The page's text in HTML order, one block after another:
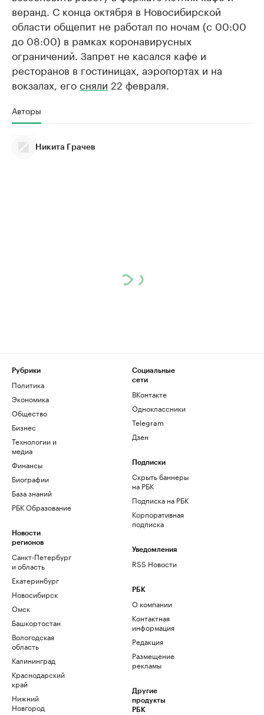
веранд. С конца октября в Новосибирской
области общепит не работал по ночам (с 00:00
до 08:00) в рамках коронавирусных
ограничений. Запрет не касался кафе и
ресторанов в гостиницах, аэропортах и на
вокзалах, егосняли 22 февраля.
Авторы
Никита Грачев
Рубрики
Политика
Экономика
Общество
Бизнес
Технологии и
медиа
Финансы
Биографии
База знаний
РБК Образование
Новости
регионов
Санкт-Петербург
и область
Екатеринбург
Новосибирск
Омск
Башкортостан
Вологодская
область
Калининград
Краснодарский
край
Нижний
Новгород
Социальные
сети
ВКонтакте
Одноклассники
Telegram
Дзен
Подписки
Скрыть баннеры
на РБК
Подписка на РБК
Корпоративная
подписка
Уведомления
RSS Новости
РБК
О компании
Контактная
информация
Редакция
Размещение
рекламы
Другие
продукты
РБК